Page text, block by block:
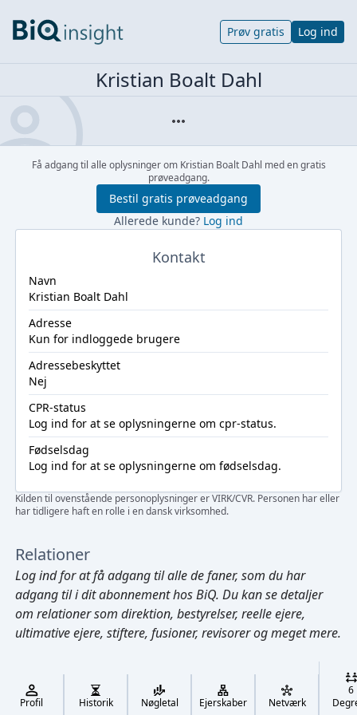
Cmd/Ctrl + K
Prøv gratis Log ind
Kristian Boalt Dahl
Få adgang til alle oplysninger om Kristian Boalt Dahl med en gratis
prøveadgang.
Bestil gratis prøveadgang
Allerede kunde? Log ind
Kontakt
Navn
Kristian Boalt Dahl
Adresse
Kun for indloggede brugere
Adressebeskyttet
Nej
CPR-status
Log ind for at se oplysningerne om cpr-status.
Fødselsdag
Log ind for at se oplysningerne om fødselsdag.
Kilden til ovenstående personoplysninger er VIRK/CVR. Personen har eller
har tidligere haft en rolle i en dansk virksomhed.
Relationer
Log indfor at få adgang til alle de faner, som du har
adgang til i dit abonnement hos BiQ. Du kan se detaljer
om relationer som direktion, bestyrelser, reelle ejere,
ultimative ejere, stiftere, fusioner, revisorer og meget mere.
Profil Historik Nøgletal Ejerskaber Netværk
6